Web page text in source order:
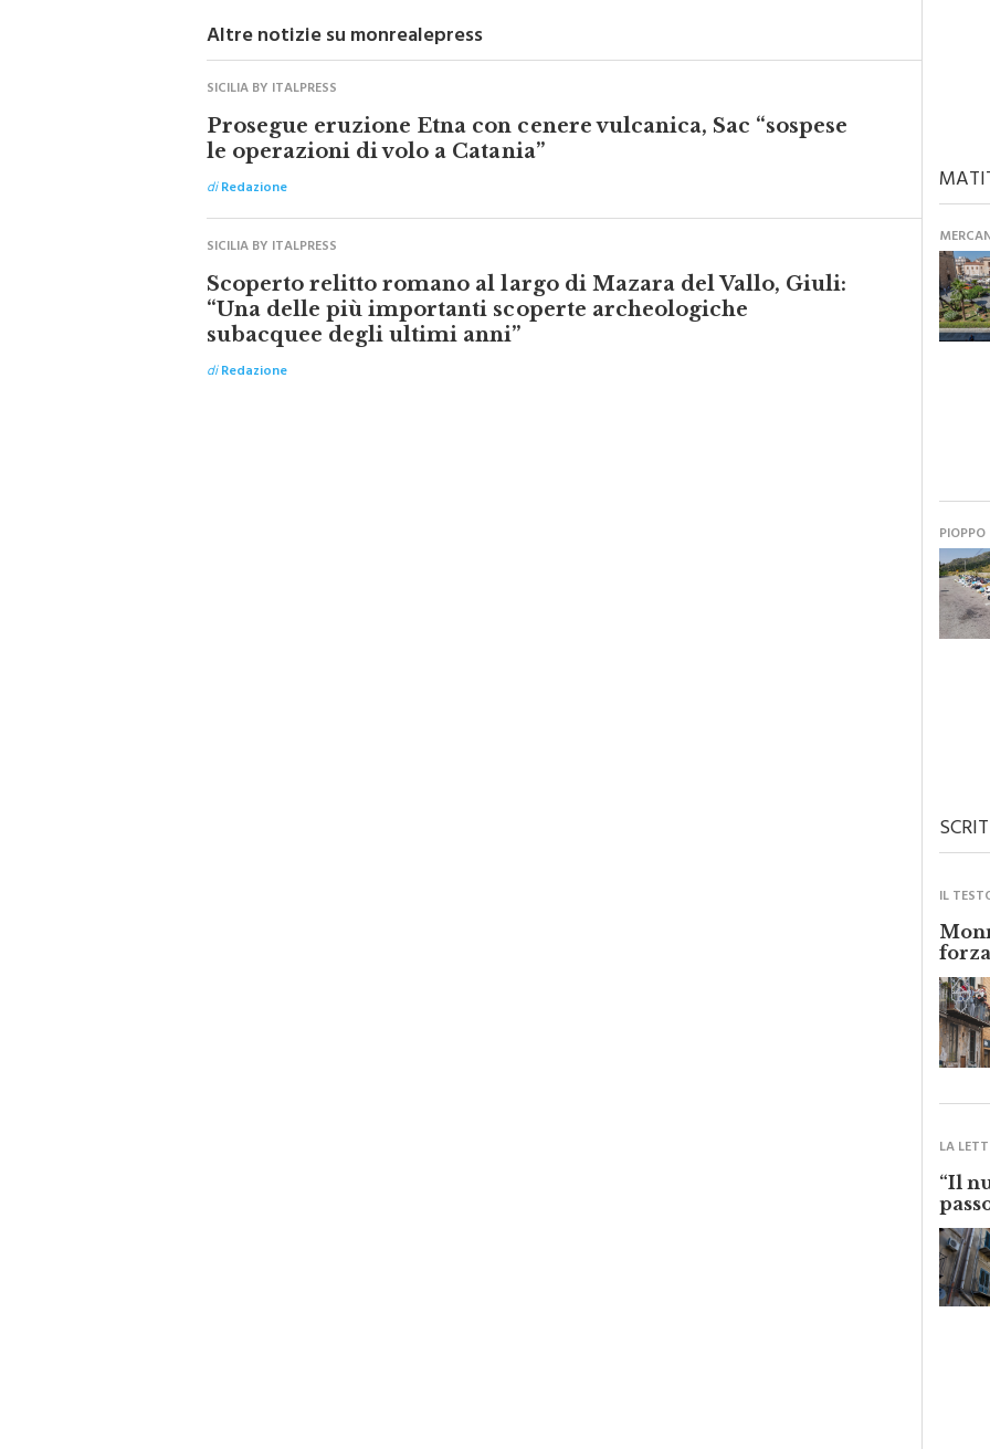
Altre notizie su monrealepress
Prosegue eruzione Etna con cenere vulcanica, Sac “sospese
le operazioni di volo a Catania”
Scoperto relitto romano al largo di Mazara del Vallo, Giuli:
“Una delle più importanti scoperte archeologiche
subacquee degli ultimi anni”
PIOPPO
“Il